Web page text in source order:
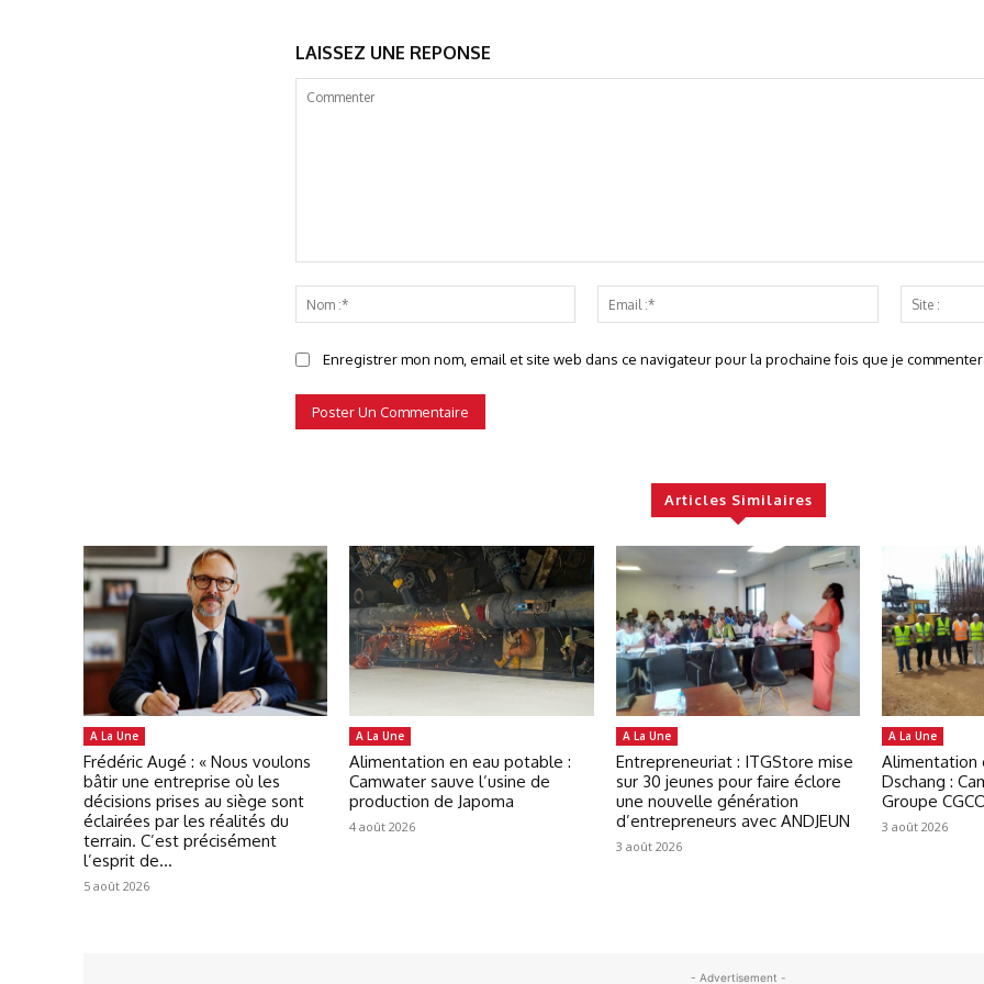
LAISSEZ UNE REPONSE
:*
Email
:*
Enregistrer mon nom, email et site web dans ce navigateur pour la prochaine fois que je
Articles Similaires
A La Une
Frédéric Augé : « Nous voulons
bâtir une entreprise où les
décisions prises au siège sont
éclairées par les réalités du
terrain. C’est précisément
l’esprit de...
5 août 2026
A La Une
Alimentation en eau potable :
Camwater sauve l’usine de
production de Japoma
4 août 2026
A La Une
Entrepreneuriat : ITGStore mise
sur 30 jeunes pour faire éclore
une nouvelle génération
d’entrepreneurs avec ANDJEUN
3 août 2026
A La Une
Alimentation
Dschang :
Groupe
3 août 2026
- Advertisement -